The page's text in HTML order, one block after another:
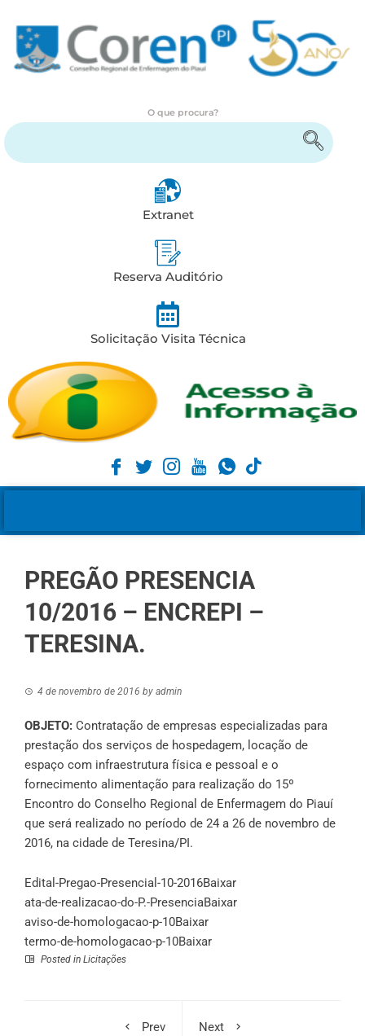
O que procura?
Extranet
Reserva Auditório
Solicitação Visita Técnica
PREGÃO PRESENCIA
10/2016 – ENCREPI –
TERESINA.
4 de novembro de 2016 by admin
OBJETO: Contratação de empresas especializadas para
prestação dos serviços de hospedagem, locação de
espaço com infraestrutura física e pessoal e o
fornecimento alimentação para realização do 15º
Encontro do Conselho Regional de Enfermagem do Piauí
que será realizado no período de 24 a 26 de novembro de
2016, na cidade de Teresina/PI.
Edital-Pregao-Presencial-10-2016Baixar
ata-de-realizacao-do-P.-PresenciaBaixar
aviso-de-homologacao-p-10Baixar
termo-de-homologacao-p-10Baixar
Posted in Licitações
Prev
Next